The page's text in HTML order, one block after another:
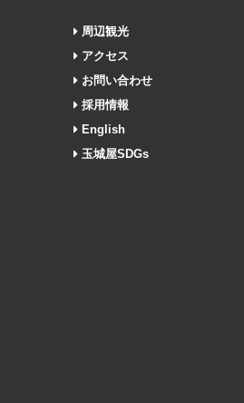
周辺観光
アクセス
お問い合わせ
採用情報
English
玉城屋SDGs